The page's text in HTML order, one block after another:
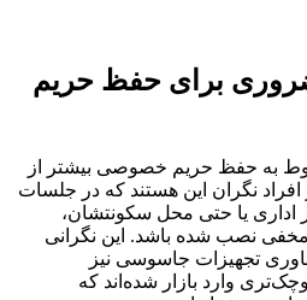
برای حفظ حریم
به حفظ حریم خصوصی بیشتر از
نگران این هستند که در جلسات
اداری یا حتی محل سکونتشان،
مخفی نصب شده باشد. این نگرانی
تجهیزات جاسوسی نیز
وارد بازار شده‌اند که